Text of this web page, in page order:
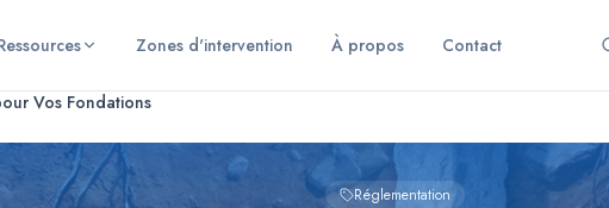
Zones d'intervention À propos Contact
Vos Fondations
Réglementation